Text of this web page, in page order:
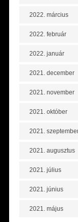
2022. március
2022. február
2022. január
2021. december
2021. november
2021. október
2021.
2021. augusztus
2021. július
2021. június
2021. május